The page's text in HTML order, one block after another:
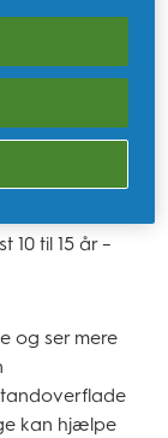
til
to
at tage mål af
til at sætte
koster
10 til 15 år –
og ser mere
kan hjælpe